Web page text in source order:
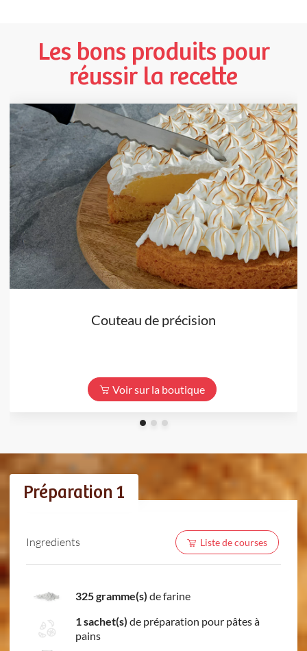
Les bons produits pour
réussir la recette
Couteau de précision
Voir sur la boutique
Préparation 1
Ingredients Liste de courses
325 gramme(s) de farine
1 sachet(s) de préparation pour pâtes à
pains